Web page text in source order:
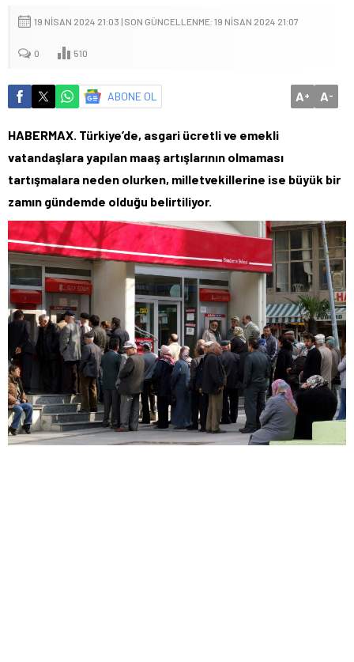
19 NISAN 2024 21:03 | SON GÜNCELLENME: 19 NISAN 2024 21:07
0 510
ABONE OL A+ A-
HABERMAX. Türkiye’de, asgari ücretli ve emekli
vatandaşlara yapılan maaş artışlarının olmaması
tartışmalara neden olurken, milletvekillerine ise büyük bir
zamın gündemde olduğu belirtiliyor.